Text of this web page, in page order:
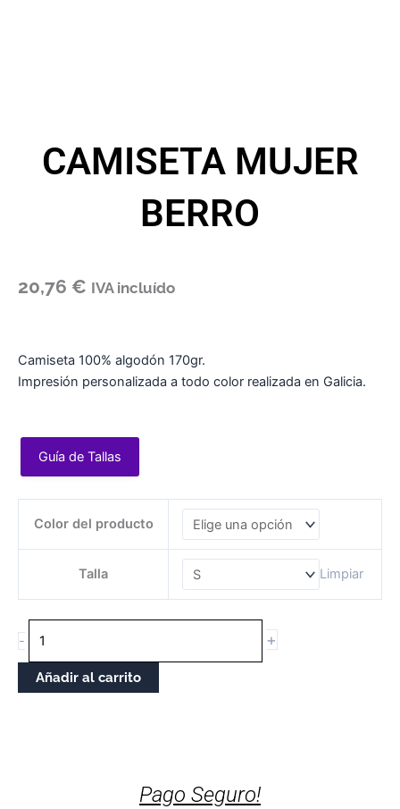
CAMISETA MUJER
BERRO
20,76 € IVA incluído
Camiseta 100% algodón 170gr.
Impresión personalizada a todo color realizada en Galicia.
Guía de Tallas
Color del producto
Talla Limpiar
-
MUJER
BERRO
cantidade
+
Añadir al carrito
Pago Seguro!